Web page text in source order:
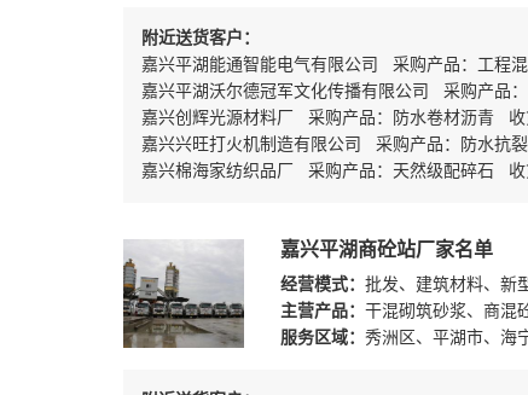
附近送货客户：
嘉兴平湖能通智能电气有限公司 采购产品：工程
嘉兴平湖沃尔德冠军文化传播有限公司 采购产品
嘉兴创辉光源材料厂 采购产品：防水卷材沥青 收
嘉兴兴旺打火机制造有限公司 采购产品：防水抗
嘉兴棉海家纺织品厂 采购产品：天然级配碎石 收
嘉兴平湖商砼站厂家名单
经营模式： 批发、建筑材料、新
主营产品： 干混砌筑砂浆、商混
服务区域： 秀洲区、平湖市、海